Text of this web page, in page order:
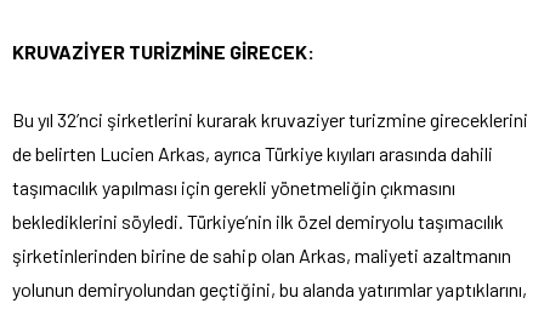
KRUVAZİYER TURİZMİNE GİRECEK:
Bu yıl 32’nci şirketlerini kurarak kruvaziyer turizmine gireceklerini
de belirten Lucien Arkas, ayrıca Türkiye kıyıları arasında dahili
taşımacılık yapılması için gerekli yönetmeliğin çıkmasını
beklediklerini söyledi. Türkiye’nin ilk özel demiryolu taşımacılık
şirketinlerinden birine de sahip olan Arkas, maliyeti azaltmanın
yolunun demiryolundan geçtiğini, bu alanda yatırımlar yaptıklarını,